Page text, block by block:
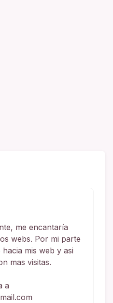
me encantaría
webs. Por mi parte
mis web y asi
mas visitas.
a